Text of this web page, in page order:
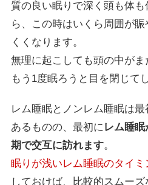
質の良い眠りで深く頭も体
ら、この時はいくら周囲が
くくなります。
無理に起こしても頭の中がま
もう1度眠ろうと目を閉じて
レム睡眠とノンレム睡眠は
あるものの、最初に レム睡眠
期で交互に訪れます。
眠りが浅いレム睡眠のタイ
しておけば、比較的スムー